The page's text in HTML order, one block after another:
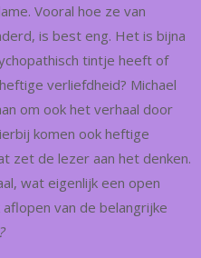
Vooral hoe ze van
is best eng. Het is bijna
tintje heeft of
verliefdheid? Michael
om ook het verhaal door
komen ook heftige
zet de lezer aan het denken.
wat eigenlijk een open
van de belangrijke